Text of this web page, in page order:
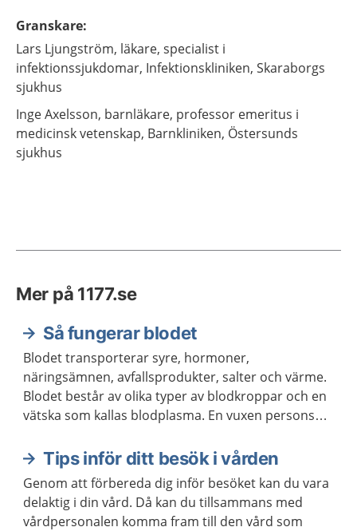
Granskare:
Lars Ljungström, läkare, specialist i
infektionssjukdomar, Infektionskliniken, Skaraborgs
sjukhus
IngeAxelsson, barnläkare, professor emeritus i
medicinsk vetenskap, Barnkliniken, Östersunds
sjukhus
Mer på 1177.se
Så fungerar blodet
Blodet transporterar syre, hormoner,
näringsämnen, avfallsprodukter, salter och värme.
Blodet består av olika typer av blodkroppar och en
vätska som kallas blodplasma. En vuxen persons
Tips inför ditt besök i vården
Genom att förbereda dig inför besöket kan du vara
delaktig i din vård. Då kan du tillsammans med
vårdpersonalen komma fram till den vård som